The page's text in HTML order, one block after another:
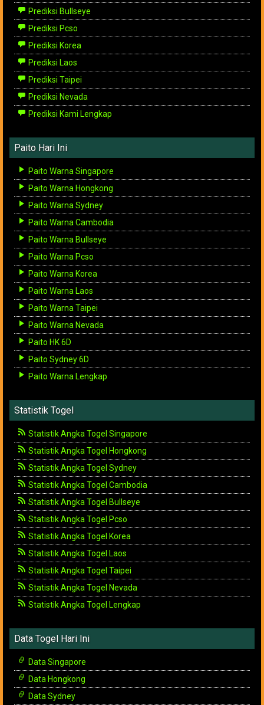
Prediksi Bullseye
Prediksi Pcso
Prediksi Korea
Prediksi Laos
Prediksi Taipei
Prediksi Nevada
Prediksi Kami Lengkap
Paito Hari Ini
Paito Warna Singapore
Paito Warna Hongkong
Paito Warna Sydney
Paito Warna Cambodia
Paito Warna Bullseye
Paito Warna Pcso
Paito Warna Korea
Paito Warna Laos
Paito Warna Taipei
Paito Warna Nevada
Paito HK 6D
Paito Sydney 6D
Paito Warna Lengkap
Statistik Togel
Statistik Angka Togel Singapore
Statistik Angka Togel Hongkong
Statistik Angka Togel Sydney
Statistik Angka Togel Cambodia
Statistik Angka Togel Bullseye
Statistik Angka Togel Pcso
Statistik Angka Togel Korea
Statistik Angka Togel Laos
Statistik Angka Togel Taipei
Statistik Angka Togel Nevada
Statistik Angka Togel Lengkap
Data Togel Hari Ini
Data Singapore
Data Hongkong
Data Sydney